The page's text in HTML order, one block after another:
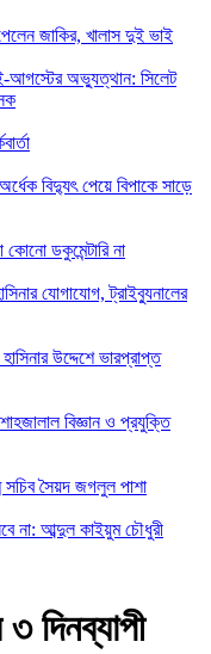
জাকির, খালাস দুই ভাই
আগস্টের অভ্যুত্থান: সিলেট
বিদ্যুৎ পেয়ে বিপাকে সাড়ে
ডকুমেন্টারি না
যোগাযোগ, ট্রাইব্যুনালের
উদ্দেশে ভারপ্রাপ্ত
বিজ্ঞান ও প্রযুক্তি
সচিব সৈয়দ জগলুল পাশা
না: আব্দুল কাইয়ুম চৌধুরী
দিনব্যাপী